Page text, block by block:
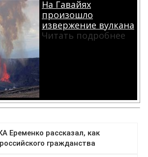
На Гавайях
произошло
извержение вулкана
Читать подробнее